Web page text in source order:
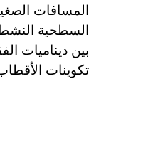
المسافات
السطحية
بين ديناميات
تكوينات